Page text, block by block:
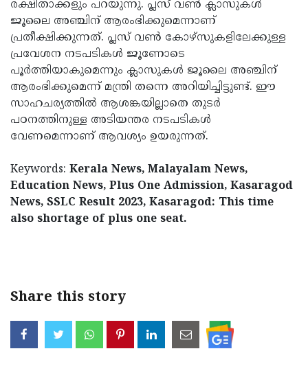
രക്ഷിതാക്കളും പറയുന്നു. പ്ലസ് വണ്‍ ക്ലാസുകള്‍
ജൂലൈ അഞ്ചിന് ആരംഭിക്കുമെന്നാണ്
പ്രതീക്ഷിക്കുന്നത്. പ്ലസ് വണ്‍ കോഴ്സുകളിലേക്കുള്ള
പ്രവേശന നടപടികള്‍ ജൂണോടെ
പൂര്‍ത്തിയാകുമെന്നും ക്ലാസുകള്‍ ജൂലൈ അഞ്ചിന്
ആരംഭിക്കുമെന്ന് മന്ത്രി തന്നെ അറിയിച്ചിട്ടുണ്ട്. ഈ
സാഹചര്യത്തില്‍ ആശങ്കയില്ലാതെ തുടര്‍
പഠനത്തിനുള്ള അടിയന്തര നടപടികള്‍
വേണമെന്നാണ് ആവശ്യം ഉയരുന്നത്.
Keywords: Kerala News, Malayalam News,
Education News, Plus One Admission, Kasaragod
News, SSLC Result 2023, Kasaragod: This time
also shortage of plus one seat.
Share this story